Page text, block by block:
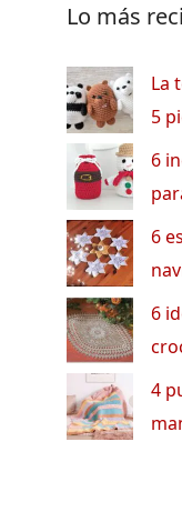
Lo más
La
5
6
6
6
4